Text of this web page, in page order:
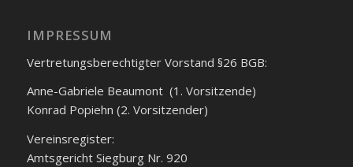
IMPRESSUM
Vertretungsberechtigter Vorstand §26 BGB:
Anne-Gabriele Beaumont (1. Vorsitzende)
Konrad Popiehn (2. Vorsitzender)
Vereinsregister:
Amtsgericht Siegburg Nr. 920